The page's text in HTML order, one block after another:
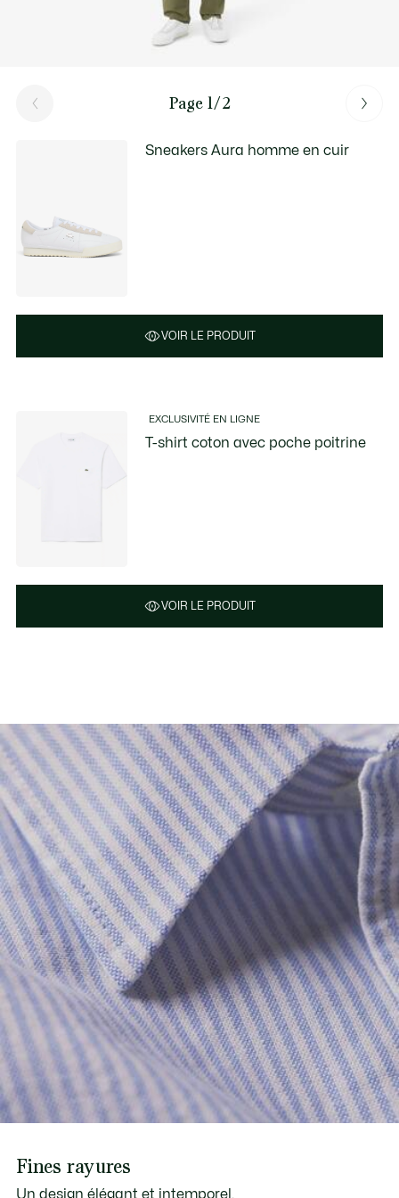
Page 1/2
Sneakers Aura homme en cuir
VOIR LE PRODUIT
EXCLUSIVITÉ EN LIGNE
T-shirt coton avec poche poitrine
VOIR LE PRODUIT
Fines rayures
Un design élégant et intemporel.